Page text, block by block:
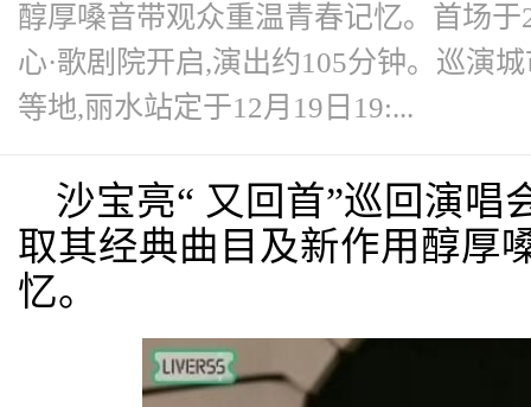
醇厚嗓音带观众重温青春记忆。首场
心·歌剧院开启,演出约105分钟。巡演
等地,丽水站定于12月19日19:...
沙宝亮“ 又回首”巡回演唱
取其经典曲目及新作用醇厚
忆。